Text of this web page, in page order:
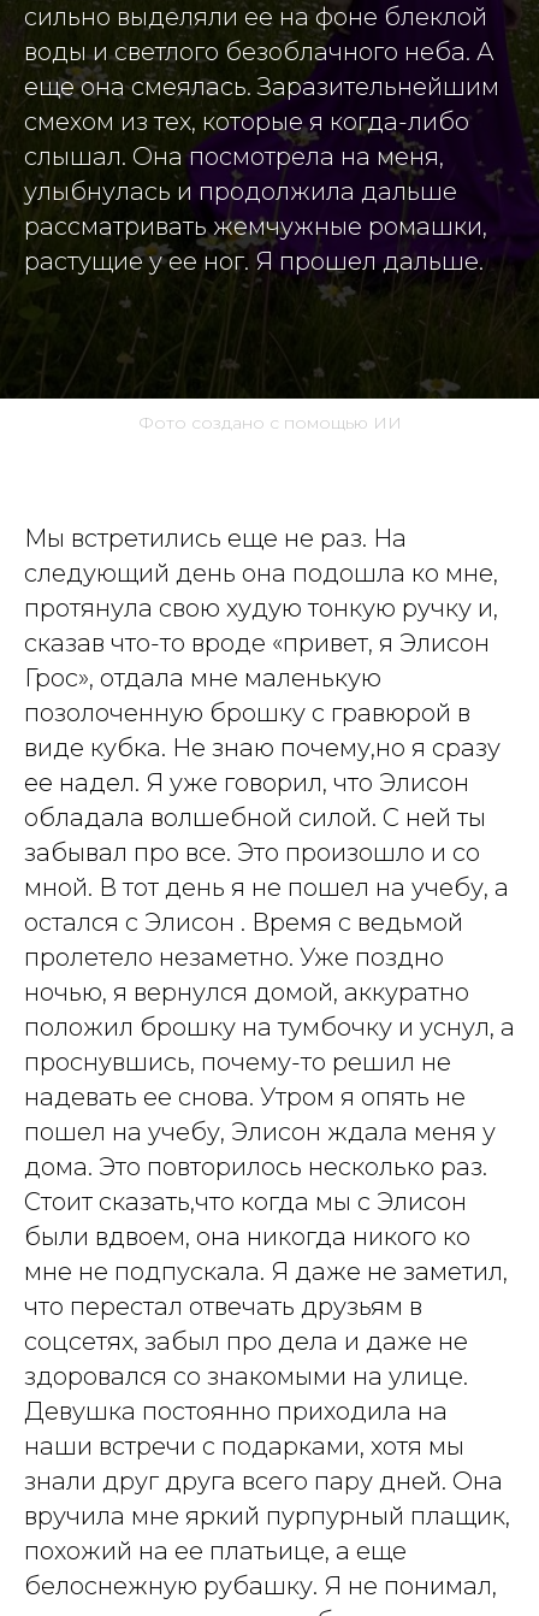
сильно выделяли ее на фоне блеклой
воды и светлого безоблачного неба. А
еще она смеялась. Заразительнейшим
смехом из тех, которые я когда-либо
слышал. Она посмотрела на меня,
улыбнулась и продолжила дальше
рассматривать жемчужные ромашки,
растущие у ее ног. Я прошел дальше.
Фото создано с помощью ИИ
Мы встретились еще не раз. На
следующий день она подошла ко мне,
протянула свою худую тонкую ручку и,
сказав что-то вроде «привет, я Элисон
Грос», отдала мне маленькую
позолоченную брошку с гравюрой в
виде кубка. Не знаю почему,но я сразу
ее надел. Я уже говорил, что Элисон
обладала волшебной силой. С ней ты
забывал про все. Это произошло и со
мной. В тот день я не пошел на учебу, а
остался с Элисон . Время с ведьмой
пролетело незаметно. Уже поздно
ночью, я вернулся домой, аккуратно
положил брошку на тумбочку и уснул, а
проснувшись, почему-то решил не
надевать ее снова. Утром я опять не
пошел на учебу, Элисон ждала меня у
дома. Это повторилось несколько раз.
Стоит сказать,что когда мы с Элисон
были вдвоем, она никогда никого ко
мне не подпускала. Я даже не заметил,
что перестал отвечать друзьям в
соцсетях, забыл про дела и даже не
здоровался со знакомыми на улице.
Девушка постоянно приходила на
наши встречи с подарками, хотя мы
знали друг друга всего пару дней. Она
вручила мне яркий пурпурный плащик,
похожий на ее платьице, а еще
белоснежную рубашку. Я не понимал,